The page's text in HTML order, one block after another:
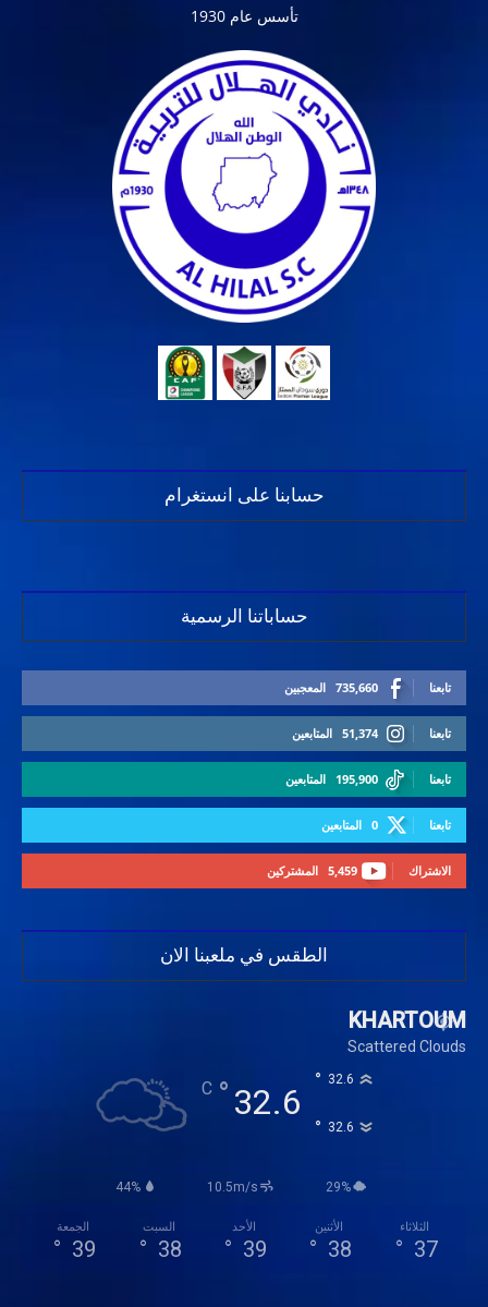
تأسس عام 1930
حسابنا على انستغرام
حساباتنا الرسمية
735,660 المعجبين تابعنا
51,374 المتابعين تابعنا
195,900 المتابعين تابعنا
0 المتابعين تابعنا
5,459 المشتركين الاشتراك
الطقس في ملعبنا الان
KHARTOUM
Scattered Clouds
32.6
°
C 32.6
°
32.6
°
44% 10.5m/s 29%
الجمعة
39
°
السبت
38
°
الأحد
39
°
الأثنين
38
°
الثلاثاء
37
°